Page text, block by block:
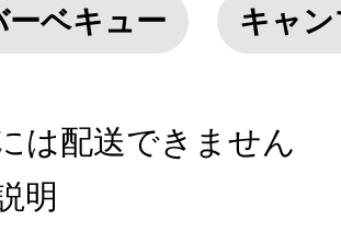
ーベキュー キャ
は配送できません
明